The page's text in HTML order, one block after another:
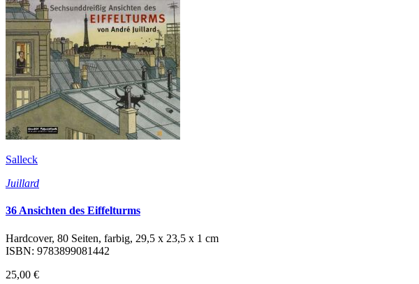
Salleck
Juillard
36 Ansichten des Eiffelturms
Hardcover, 80 Seiten, farbig, 29,5 x 23,5 x 1 cm
ISBN: 9783899081442
25,00 €